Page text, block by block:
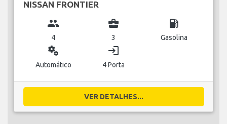
NISSAN FRONTIER
group
4
business_center
3
local_gas_station
Gasolina
miscellaneous_services
Automático
login
4 Porta
VER DETALHES...